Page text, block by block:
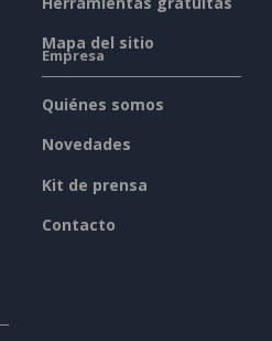
Mapa del sitio
Empresa
Quiénes somos
Novedades
Kit de prensa
Contacto